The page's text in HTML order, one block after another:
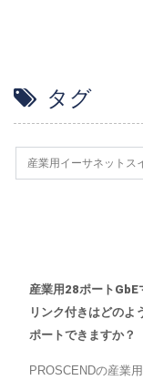
タグ
産業用イーサネットス
産業用28ポートGbE
リンク付きはどのよ
ポートできますか？
PROSCENDの産業